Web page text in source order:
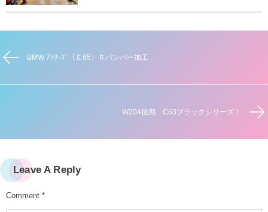
BMW 7ｼﾘｰｽﾞ（Ｅ65）Ｒバンパー加工
W204後期 C63ブラックシリーズ！
Leave A Reply
Comment *